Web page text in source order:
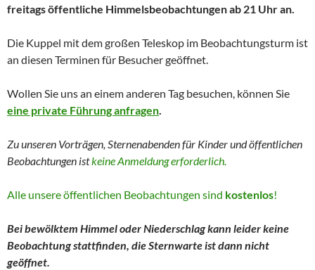
freitags öffentliche Himmelsbeobachtungen ab 21 Uhr an.
Die Kuppel mit dem großen Teleskop im Beobachtungsturm ist
an diesen Terminen für Besucher geöffnet.
Wollen Sie uns an einem anderen Tag besuchen, können Sie
eine private Führung anfragen.
Zu unseren Vorträgen, Sternenabenden für Kinder undöffentlichen
Beobachtungen istkeine Anmeldung erforderlich.
Alle unsere öffentlichen Beobachtungen sind kostenlos!
Bei bewölktem Himmel oder Niederschlag kann leider keine
Beobachtung stattfinden, die Sternwarte ist dann nicht
geöffnet.